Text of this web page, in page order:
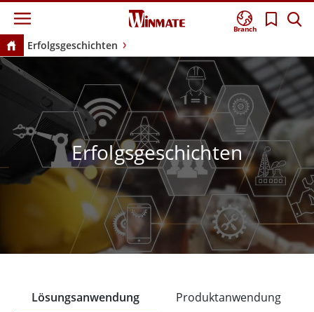
Branch
Erfolgsgeschichten
Erfolgsgeschichten
Lösungsanwendung Produktanwendung